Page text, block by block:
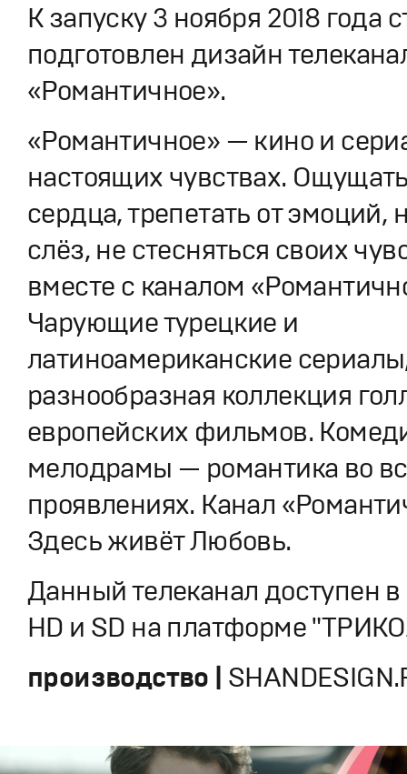
К запуску 3 ноября 2018 года
подготовлен дизайн
«Романтичное».
«Романтичное» — кино и
настоящих чувствах.
сердца, трепетать от эмоций,
слёз, не стесняться своих
вместе с каналом
Чарующие турецкие и
латиноамериканские
разнообразная коллекция
европейских фильмов.
мелодрамы — романтика во
проявлениях. Канал
Здесь живёт Любовь.
Данный телеканал доступен
HD и SD на платформе
производство |